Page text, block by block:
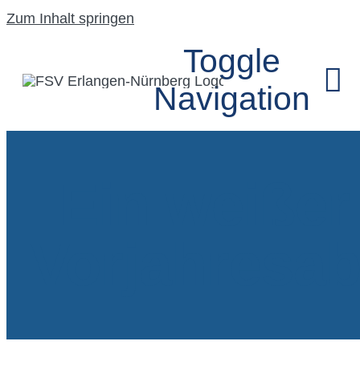
Zum Inhalt springen
Toggle
Navigation